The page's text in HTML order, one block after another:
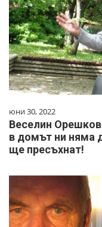
юни 30, 2022
Веселин
в домът ни няма
ще пресъхнат!